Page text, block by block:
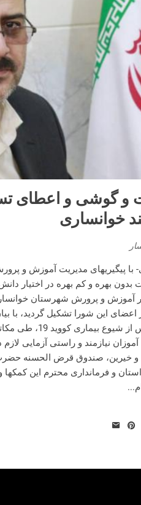
خوانساری
بدون بهره و کم بهره در اختیار
آموزش و پرورش شهرستان
اعضای این شورا تشکیل گردید، با
صورت مجازی پس
نیازمند و راستی آزمایی
و خیرین، صندوق قرض الحسنه
و فرمانداری محترم این